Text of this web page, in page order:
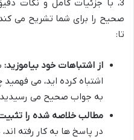
3، با جزئیات کامل و نکات
صحیح را برای شما تشریح می
تا:
از اشتباهات خود بیاموزید:
اشتباه کرده اید، می فهمید
به جواب صحیح می
مطالب خلاصه شده را
در پاسخ ها به کار رفته